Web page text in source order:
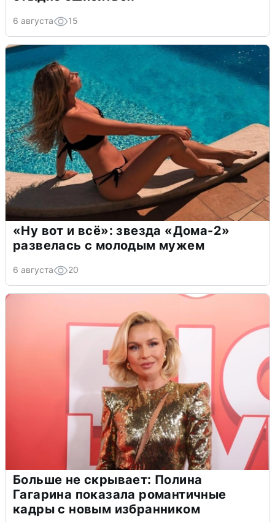
6 августа 15
«Ну вот и всё»: звезда «Дома-2»
развелась с молодым мужем
6 августа 20
Больше не скрывает: Полина
Гагарина показала романтичные
кадры с новым избранником